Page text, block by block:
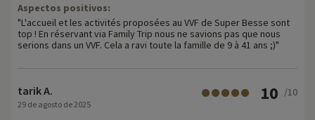
Aspectos positivos:
"L'accueil et les activités proposées au VVF de Super Besse sont
top ! En réservant via Family Trip nous ne savions pas que nous
serions dans un VVF. Cela a ravi toute la famille de 9 à 41 ans ;)"
tarik A.
29 de agosto de 2025
10 /10